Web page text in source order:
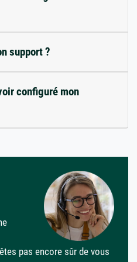
support ?
configuré mon
pas encore sûr de vous